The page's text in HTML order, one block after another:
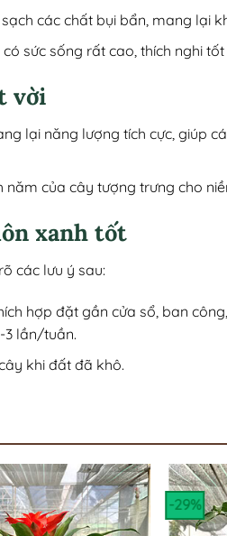
các chất bụi bẩn, mang lại
sức sống rất cao, thích nghi
vời
lại năng lượng tích cực, giúp
năm của cây tượng trưng cho
xanh tốt
các lưu ý sau:
hợp đặt gần cửa sổ, ban
3 lần/tuần.
khi đất đã khô.
-29%